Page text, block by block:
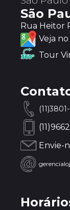
São
Rua Heitor
Veja
Tour
Envie-